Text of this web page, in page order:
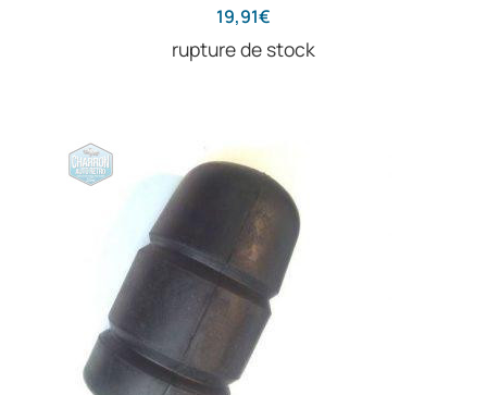
19,91€
rupture de stock